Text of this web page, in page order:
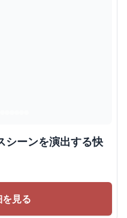
シーンを演出する快
見る